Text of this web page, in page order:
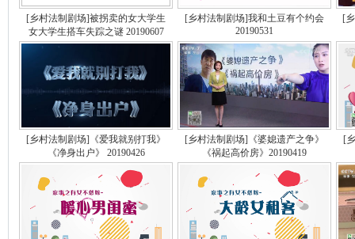
[乡村法制剧场]被拐卖的女大学生
女大学生搭车失踪之谜 20190607
[乡村法制剧场]我和土豆有个约会
20190531
[
[乡村法制剧场]《爱我就别打我》
《净身出户》 20190426
[乡村法制剧场]《婆媳遗产之争》
《祸起高价房》20190419
[